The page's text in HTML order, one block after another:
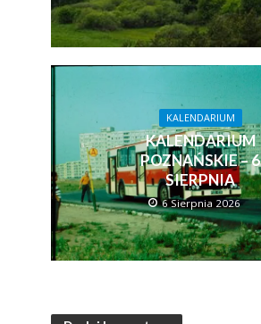
KALENDARIUM
KALENDARIUM
POZNAŃSKIE – 6
SIERPNIA
6 Sierpnia 2026